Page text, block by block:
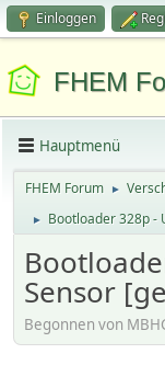
Einloggen
FHEM
Hauptmenü
FHEM Forum ►
► Bootloader 328p -
Sensor
Begonnen von